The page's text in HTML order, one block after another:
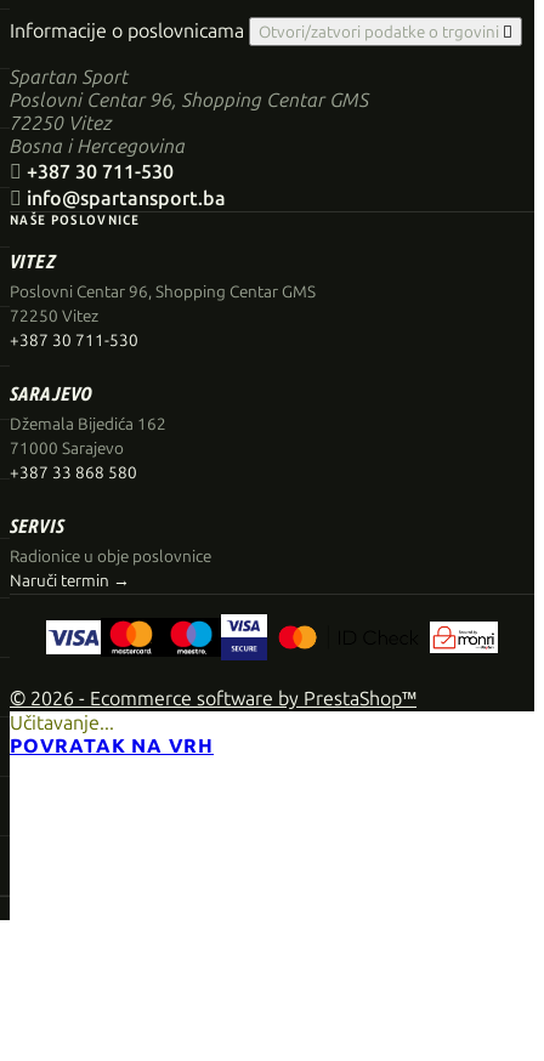
Informacije o poslovnicama
Otvori/zatvori podatke o trgovini 
Spartan Sport
Poslovni Centar 96, Shopping Centar GMS
72250 Vitez
Bosna i Hercegovina
 +387 30 711-530
 info@spartansport.ba
NAŠE POSLOVNICE
VITEZ
Poslovni Centar 96, Shopping Centar GMS
72250 Vitez
+387 30 711-530
SARAJEVO
Džemala Bijedića 162
71000 Sarajevo
+387 33 868 580
SERVIS
Radionice u obje poslovnice
Naruči termin →
© 2026 - Ecommerce software by PrestaShop™
Učitavanje...
POVRATAK NA VRH